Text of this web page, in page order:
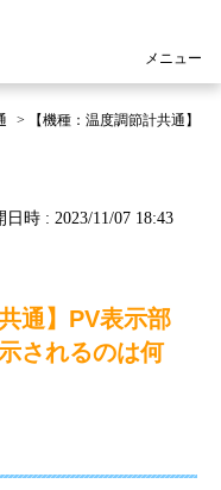
メニュー
>
【機種：温度調節計共通】
日時 : 2023/11/07 18:43
通】PV表示部
されるのは何